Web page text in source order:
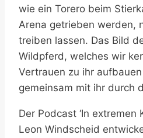
wie ein Torero beim
Arena getrieben werden,
treiben lassen. Das Bild
Wildpferd, welches wir
Vertrauen zu ihr
gemeinsam mit ihr durch
Der Podcast ‘In extremen
Leon Windscheid